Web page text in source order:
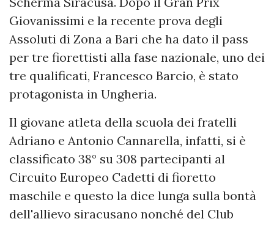
Giovanissimi e la recente prova degli
Assoluti di Zona a Bari che ha dato il pass
per tre fiorettisti alla fase nazionale, uno dei
tre qualificati, Francesco Barcio, è stato
protagonista in Ungheria.
Il giovane atleta della scuola dei fratelli
Adriano e Antonio Cannarella, infatti, si è
classificato 38° su 308 partecipanti al
Circuito Europeo Cadetti di fioretto
maschile e questo la dice lunga sulla bontà
dell'allievo siracusano nonché del Club